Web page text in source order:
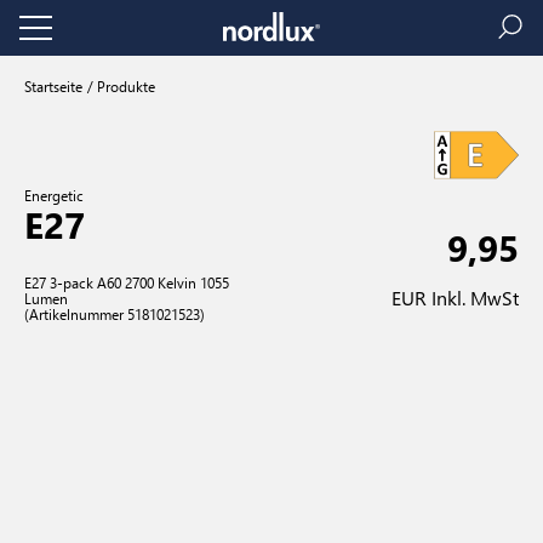
Startseite Produkte
Energetic
E27
E27 3-pack A60 2700 Kelvin 1055
Lumen
(Artikelnummer 5181021523)
9,95
EUR Inkl. MwSt